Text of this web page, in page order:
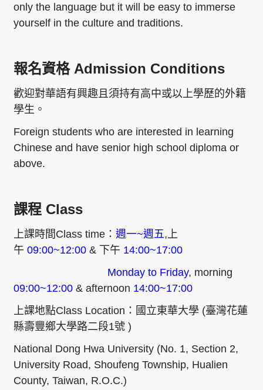
only the language but it will be easy to immerse
yourself in the culture and traditions.
報名資格Admission Conditions
歡迎對華語有興趣且須持有高中或以上學歷的外籍
學生。
Foreign students who are interested in learning
Chinese and have senior high school diploma or
above.
課程 Class
上課時間 Class time ： 週一~週五, 上
午 09:00~12:00 & 下午 14:00~17:00
Monday to Friday, morning
09:00~12:00 & afternoon 14:00~17:00
上課地點Class Location ：國立東華大學 (臺灣花蓮
縣壽豐鄉大學路二段1號 )
National Dong Hwa University (No. 1, Section 2,
University Road, Shoufeng Township, Hualien
County, Taiwan, R.O.C.)